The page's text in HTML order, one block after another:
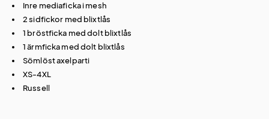
Inre mediaficka i mesh
2 sidfickor med blixtlås
1 bröstficka med dolt blixtlås
1 ärmficka med dolt blixtlås
Sömlöst axelparti
XS-4XL
Russell